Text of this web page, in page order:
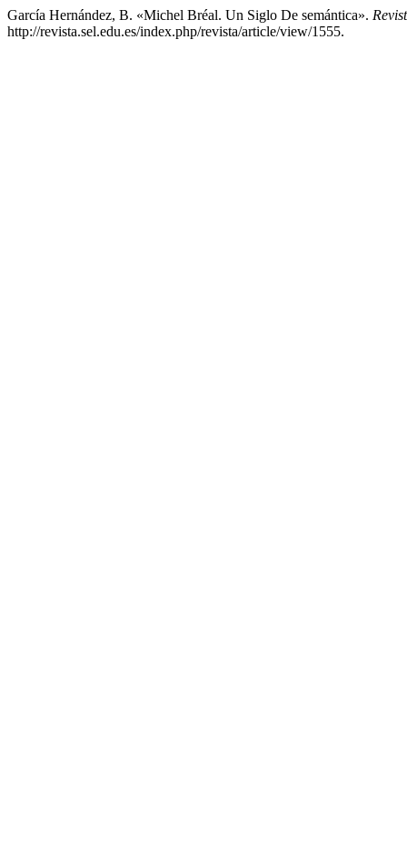
García Hernández, B. «Michel Bréal. Un Siglo De semántica».
http://revista.sel.edu.es/index.php/revista/article/view/1555.